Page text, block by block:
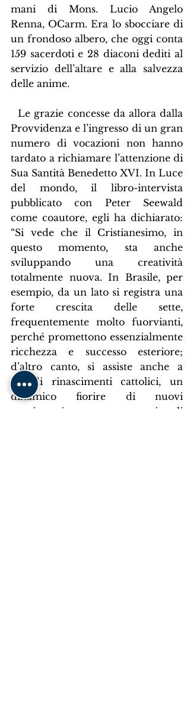
mani di Mons. Lucio Angelo
Renna, OCarm. Era lo sbocciare di
un frondoso albero, che oggi conta
159 sacerdoti e 28 diaconi dediti al
servizio dell’altare e alla salvezza
delle anime.
Le grazie concesse da allora dalla
Provvidenza e l’ingresso di un gran
numero di vocazioni non hanno
tardato a richiamare l’attenzione di
Sua Santità Benedetto XVI. In Luce
del mondo, il libro-intervista
pubblicato con Peter Seewald
come coautore, egli ha dichiarato:
“Si vede che il Cristianesimo, in
questo momento, sta anche
sviluppando una creatività
totalmente nuova. In Brasile, per
esempio, da un lato si registra una
forte crescita delle sette,
frequentemente molto fuorvianti,
perché promettono essenzialmente
ricchezza e successo esteriore;
d’altro canto, si assiste anche a
grandi rinascimenti cattolici, un
dinamico fiorire di nuovi
movimenti come, per esempio, gli